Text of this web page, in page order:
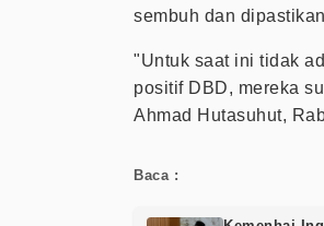
sembuh dan
"Untuk saat ini tidak
positif DBD, mereka
Ahmad Hutasuhut,
Baca :